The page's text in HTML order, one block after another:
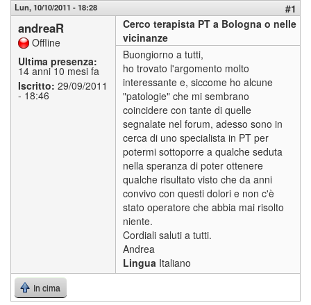
Lun, 10/10/2011 - 18:28 #1
andreaR
Offline
Ultima presenza:
14 anni 10 mesi fa
Iscritto: 29/09/2011
- 18:46
Cerco terapista PT a Bologna o nelle
vicinanze
Buongiorno a tutti,
ho trovato l'argomento molto
interessante e, siccome ho alcune
"patologie" che mi sembrano
coincidere con tante di quelle
segnalate nel forum, adesso sono in
cerca di uno specialista in PT per
potermi sottoporre a qualche seduta
nella speranza di poter ottenere
qualche risultato visto che da anni
convivo con questi dolori e non c'è
stato operatore che abbia mai risolto
niente.
Cordiali saluti a tutti.
Andrea
Lingua Italiano
In cima